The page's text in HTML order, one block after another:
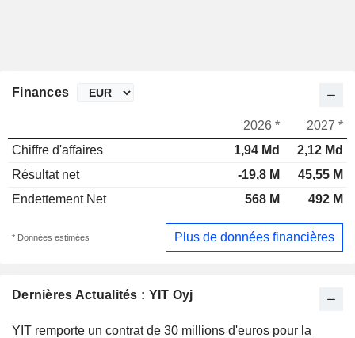
Dernières Actualités : YIT Oyj
YIT remporte un contrat de 30 millions d'euros pour la
Finances
2026 *
2027 *
Chiffre d'affaires
1,94 Md
2,12 Md
Résultat net
-19,8 M
45,55 M
Endettement Net
568 M 492 M
* Données estimées Plus de données financières